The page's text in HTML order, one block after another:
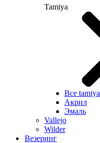
Tamiya
Все tamiya
Акрил
Эмаль
Vallejo
Wilder
Везеринг